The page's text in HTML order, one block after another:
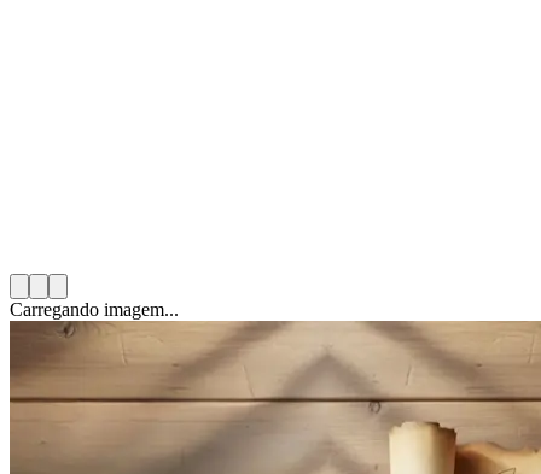
Carregando imagem...